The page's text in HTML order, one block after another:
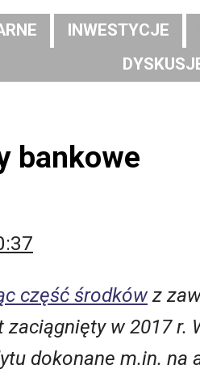
INWESTYCJE
bankowe
część środkówz
zaciągnięty w 2017
dokonane m.in. na